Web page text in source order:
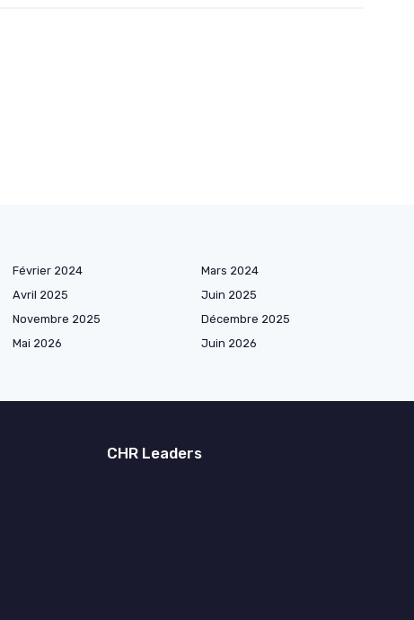
Février 2024
Mars 2024
Avril 2025
Juin 2025
Novembre 2025
Décembre 2025
Mai 2026
Juin 2026
CHR Leaders